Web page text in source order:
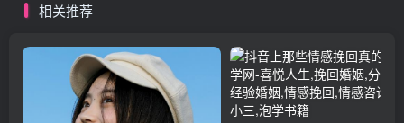
相关推荐